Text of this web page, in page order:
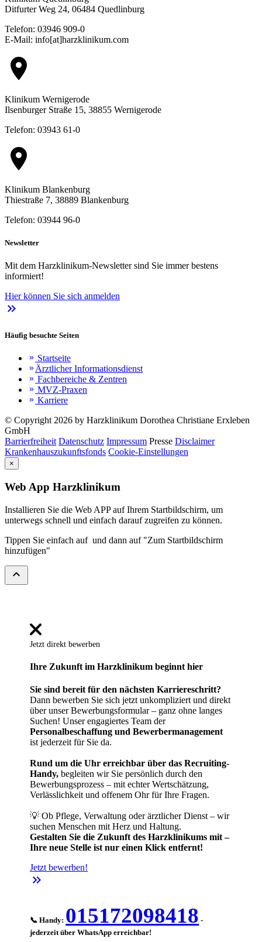
Ditfurter Weg 24, 06484 Quedlinburg
Telefon: 03946 909-0
E-Mail: info[at]harzklinikum.com
location_on
Klinikum Wernigerode
Ilsenburger Straße 15, 38855 Wernigerode
Telefon: 03943 61-0
location_on
Klinikum Blankenburg
Thiestraße 7, 38889 Blankenburg
Telefon: 03944 96-0
Newsletter
Mit dem Harzklinikum-Newsletter sind Sie immer bestens
informiert!
Hier können Sie sich anmelden
keyboard_double_arrow_right
Häufig besuchte Seiten
keyboard_double_arrow_right Startseite
keyboard_double_arrow_rightÄrztlicher Informationsdienst
keyboard_double_arrow_right Fachbereiche & Zentren
keyboard_double_arrow_right MVZ-Praxen
keyboard_double_arrow_right Karriere
© Copyright 2026 by Harzklinikum Dorothea Christiane Erxleben
GmbH
Barrierfreiheit Datenschutz Impressum Presse Disclaimer
Krankenhauszukunftsfonds Cookie-Einstellungen
×
Web App Harzklinikum
Installieren Sie die Web APP auf Ihrem Startbildschirm, um
unterwegs schnell und einfach darauf zugreifen zu können.
Tippen Sie einfach auf und dann auf "Zum Startbildschirm
hinzufügen"
expand_less
Jetzt direkt bewerben
Ihre Zukunft im Harzklinikum beginnt hier
Sie sind bereit für den nächsten Karriereschritt?
Dann bewerben Sie sich jetzt unkompliziert und direkt
über unser Bewerbungsformular – ganz ohne langes
Suchen! Unser engagiertes Team der
Personalbeschaffung und Bewerbermanagement
ist jederzeit für Sie da.
Rund um die Uhr erreichbar über das Recruiting-
Handy, begleiten wir Sie persönlich durch den
Bewerbungsprozess – mit echter Wertschätzung,
Verlässlichkeit und offenem Ohr für Ihre Fragen.
💡 Ob Pflege, Verwaltung oder ärztlicher Dienst – wir
suchen Menschen mit Herz und Haltung.
Gestalten Sie die Zukunft des Harzklinikums mit –
Ihre neue Stelle ist nur einen Klick entfernt!
Jetzt bewerben!
keyboard_double_arrow_right
📞 Handy: 015172098418 -
jederzeit über WhatsApp erreichbar!